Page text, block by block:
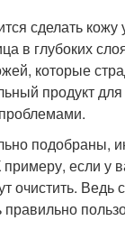
сделать кожу
в глубоких
которые
продукт
подобраны,
если у
очистить. Ведь